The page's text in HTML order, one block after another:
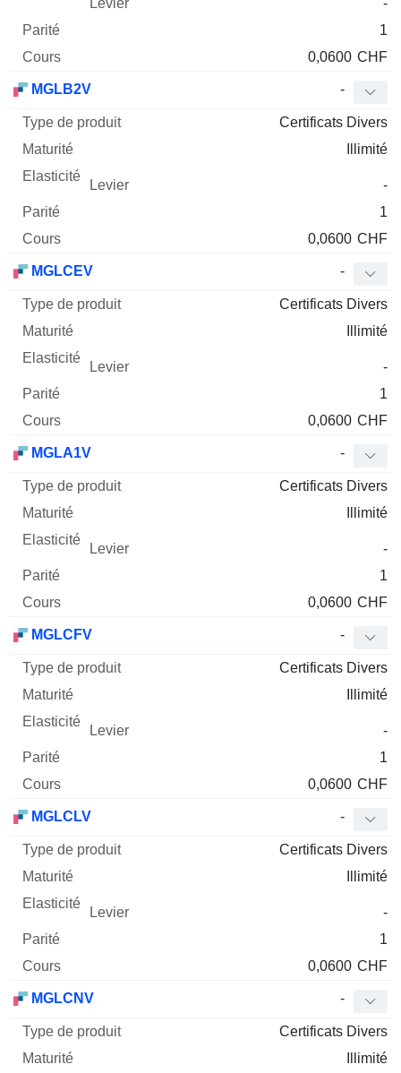
-
1
0,0600 CHF
MGLB2V -
Certificats Divers
Illimité
-
1
0,0600 CHF
MGLCEV -
Certificats Divers
Illimité
-
1
0,0600 CHF
MGLA1V -
Certificats Divers
Illimité
-
1
0,0600 CHF
MGLCFV -
Certificats Divers
Illimité
-
1
0,0600 CHF
MGLCLV -
Certificats Divers
Illimité
-
1
0,0600 CHF
MGLCNV -
Certificats Divers
Illimité